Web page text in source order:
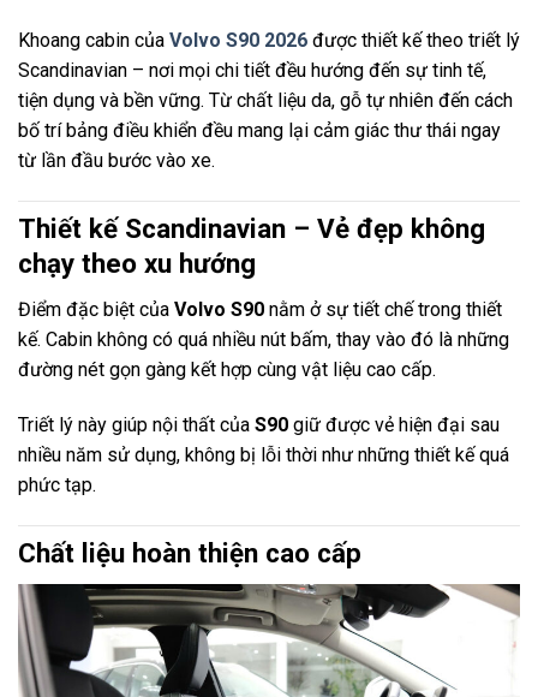
Khoang cabin của Volvo S90 2026 được thiết kế theo triết lý
Scandinavian – nơi mọi chi tiết đều hướng đến sự tinh tế,
tiện dụng và bền vững. Từ chất liệu da, gỗ tự nhiên đến cách
bố trí bảng điều khiển đều mang lại cảm giác thư thái ngay
từ lần đầu bước vào xe.
Thiết kế Scandinavian – Vẻ đẹp không
chạy theo xu hướng
Điểm đặc biệt của Volvo S90 nằm ở sự tiết chế trong thiết
kế. Cabin không có quá nhiều nút bấm, thay vào đó là những
đường nét gọn gàng kết hợp cùng vật liệu cao cấp.
Triết lý này giúp nội thất của S90 giữ được vẻ hiện đại sau
nhiều năm sử dụng, không bị lỗi thời như những thiết kế quá
phức tạp.
Chất liệu hoàn thiện cao cấp